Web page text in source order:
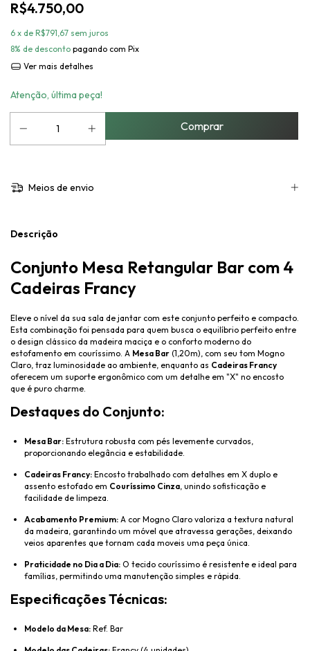
R$4.750,00
6 x de R$791,67 sem juros
8% de desconto pagando com Pix
Ver mais detalhes
Atenção, última peça!
Meios de envio
Descrição
Conjunto Mesa Retangular Bar com 4
Cadeiras Francy
Eleve o nível da sua sala de jantar com este conjunto perfeito e compacto.
Esta combinação foi pensada para quem busca o equilíbrio perfeito entre
o design clássico da madeira maciça e o conforto moderno do
estofamento em couríssimo. A Mesa Bar (1,20m), com seu tom Mogno
Claro, traz luminosidade ao ambiente, enquanto as Cadeiras Francy
oferecem um suporte ergonômico com um detalhe em "X" no encosto
que é puro charme.
Destaques do Conjunto:
Mesa Bar: Estrutura robusta com pés levemente curvados,
proporcionando elegância e estabilidade.
Cadeiras Francy: Encosto trabalhado com detalhes em X duplo e
assento estofado em Couríssimo Cinza , unindo sofisticação e
facilidade de limpeza.
Acabamento Premium: A cor Mogno Claro valoriza a textura natural
da madeira, garantindo um móvel que atravessa gerações, deixando
veios aparentes que tornam cada moveis uma peça única.
Praticidade no Dia a Dia: O tecido couríssimo é resistente e ideal para
famílias, permitindo uma manutenção simples e rápida.
Especificações Técnicas:
Modelo da Mesa: Ref. Bar